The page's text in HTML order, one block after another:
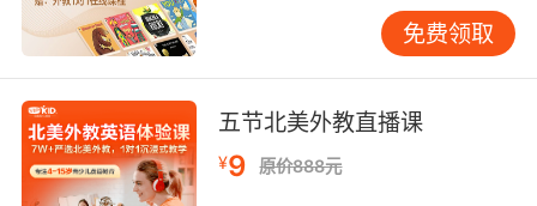
免费领取
五节北美外教直播课
¥9 原价888元